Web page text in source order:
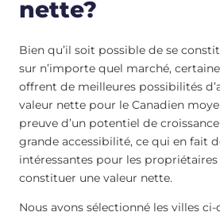
nette?
Bien qu’il soit possible de se
sur n’importe quel marché,
offrent de meilleures possibilités
valeur nette pour le Canadien
preuve d’un potentiel de
grande accessibilité, ce qui en fait
intéressantes pour les
constituer une valeur nette.
Nous avons sélectionné les villes